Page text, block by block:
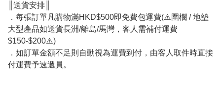
║送貨安排║
．每張訂單凡購物滿HKD$500即免費包運費(⚠️圍欄 / 地墊
大型產品如送貨長洲/離島/馬灣，客人需補付運費
$150-$200⚠️)
．如訂單金額不足則自動視為運費到付，由客人取件時直接
付運費予速遞員。